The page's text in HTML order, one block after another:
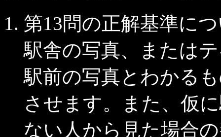
第13問の正解基準に
駅舎の写真、または
駅前の写真とわかる
させます。また、仮
ない人から見た場合